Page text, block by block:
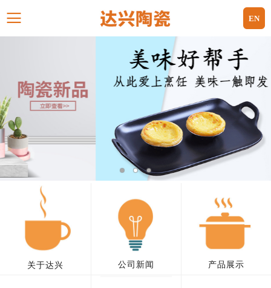
EN
关于达兴 公司新闻 产品展示